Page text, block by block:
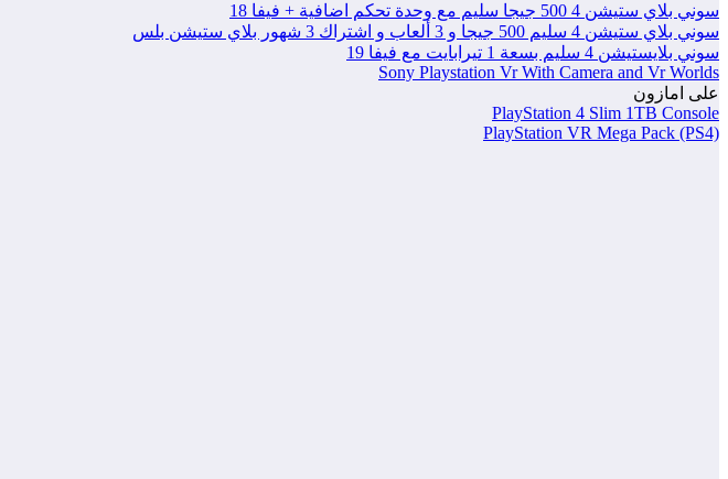
سوني بلاي ستيشن 4 500 جيجا سليم مع وحدة تحكم اضافية + فيفا 18
سوني بلاي ستيشن 4 سليم 500 جيجا و 3 ألعاب و اشتراك 3 شهور بلاي ستيشن بلس
سوني بلايستيشن 4 سليم بسعة 1 تيرابايت مع فيفا 19
Sony Playstation Vr With Camera and Vr Worlds
على امازون
PlayStation 4 Slim 1TB Console
PlayStation VR Mega Pack (PS4)